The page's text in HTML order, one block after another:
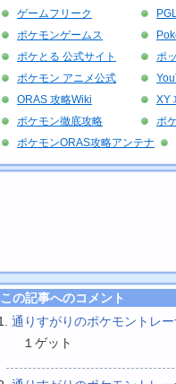
ゲームフリーク
ポケモンゲームス
ポケとる 公式サイト
ポ
ポケモン アニメ公式
ORAS 攻略Wiki
XY
ポケモン徹底攻略
ポ
ポケモンORAS攻略アンテナ
この記事へのコメント
通りすがりのポケモントレ
１ゲット